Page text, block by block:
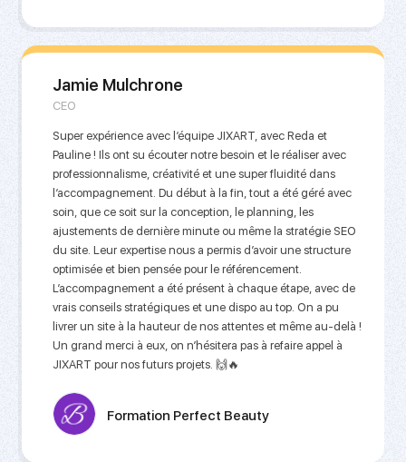
Jamie Mulchrone
CEO
Super expérience avec l’équipe JIXART, avec Reda et
Pauline ! Ils ont su écouter notre besoin et le réaliser avec
professionnalisme, créativité et une super fluidité dans
l’accompagnement. Du début à la fin, tout a été géré avec
soin, que ce soit sur la conception, le planning, les
ajustements de dernière minute ou même la stratégie SEO
du site. Leur expertise nous a permis d’avoir une structure
optimisée et bien pensée pour le référencement.
L’accompagnement a été présent à chaque étape, avec de
vrais conseils stratégiques et une dispo au top. On a pu
livrer un site à la hauteur de nos attentes et même au-delà !
Un grand merci à eux, on n’hésitera pas à refaire appel à
JIXART pour nos futurs projets. 🙌🔥
Formation Perfect Beauty